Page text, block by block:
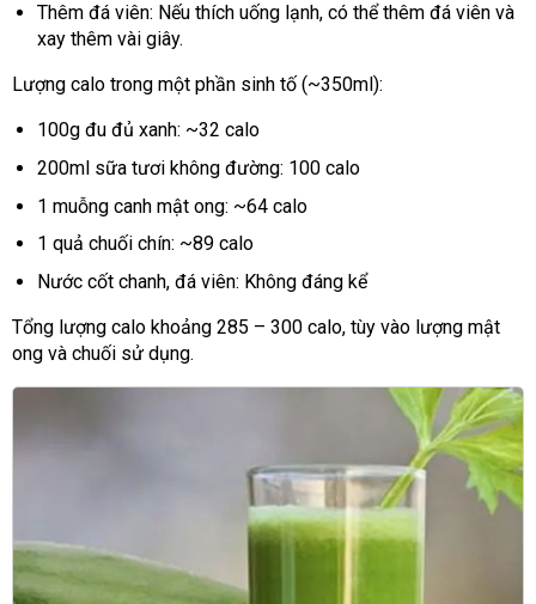
Thêm đá viên: Nếu thích uống lạnh, có thể thêm đá viên và
xay thêm vài giây.
Lượng calo trong một phần sinh tố (~350ml):
100g đu đủ xanh: ~32 calo
200ml sữa tươi không đường: 100 calo
1 muỗng canh mật ong: ~64 calo
1 quả chuối chín: ~89 calo
Nước cốt chanh, đá viên: Không đáng kể
Tổng lượng calo khoảng 285 – 300 calo, tùy vào lượng mật
ong và chuối sử dụng.